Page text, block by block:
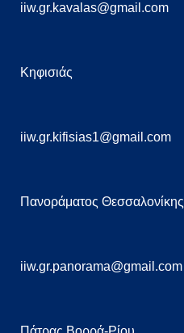
iiw.gr.kavalas@gmail.com
Κηφισιάς
iiw.gr.kifisias1@gmail.com
Πανοράματος Θεσσαλονίκης
iiw.gr.panorama@gmail.com